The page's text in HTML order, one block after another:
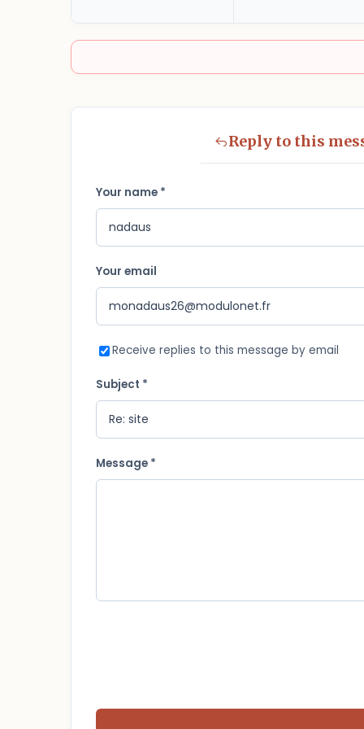
Reply to this
Your name *
Your email
Receive replies to this message by email
Subject *
Message *